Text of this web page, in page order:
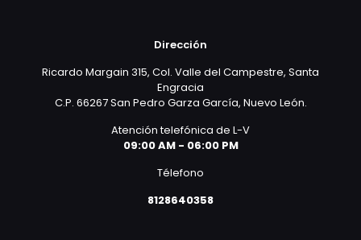
Dirección
Ricardo Margain 315, Col. Valle del Campestre, Santa
Engracia
C.P. 66267 San Pedro Garza García, Nuevo León.
Atención telefónica de L-V
09:00 AM - 06:00 PM
Télefono
8128640358